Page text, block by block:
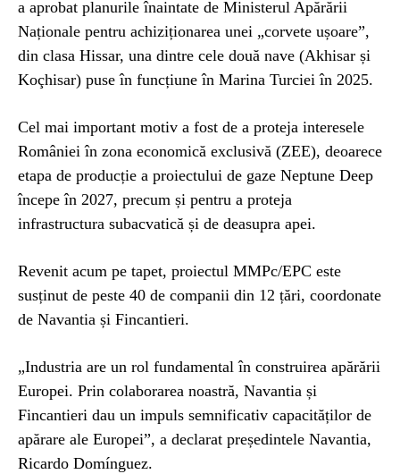
a aprobat planurile înaintate de Ministerul Apărării
Naționale pentru achiziționarea unei „corvete ușoare”,
din clasa Hissar, una dintre cele două nave (Akhisar și
Koçhisar) puse în funcțiune în Marina Turciei în 2025.
Cel mai important motiv a fost de a proteja interesele
României în zona economică exclusivă (ZEE), deoarece
etapa de producție a proiectului de gaze Neptune Deep
începe în 2027, precum și pentru a proteja
infrastructura subacvatică și de deasupra apei.
Revenit acum pe tapet, proiectul MMPc/EPC este
susținut de peste 40 de companii din 12 țări, coordonate
de Navantia și Fincantieri.
„Industria are un rol fundamental în construirea apărării
Europei. Prin colaborarea noastră, Navantia și
Fincantieri dau un impuls semnificativ capacităților de
apărare ale Europei”, a declarat președintele Navantia,
Ricardo Domínguez.